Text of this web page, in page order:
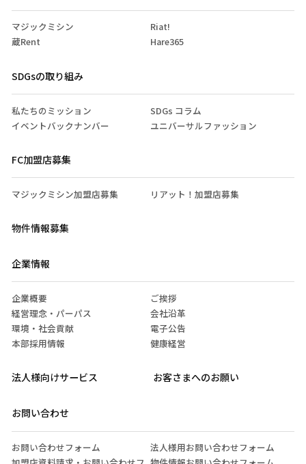
マジックミシン
Riat!
蔵Rent
Hare365
SDGsの取り組み
私たちのミッション
SDGs コラム
イベントバックナンバー
ユニバーサルファッション
FC加盟店募集
マジックミシン加盟店募集 リアット！加盟店募集
物件情報募集
企業情報
企業概要
ご挨拶
経営理念・パーパス
会社沿革
環境・社会貢献
電子公告
本部採用情報
健康経営
法人様向けサービス お客さまへのお願い
お問い合わせ
お問い合わせフォーム
法人様用お問い合わせフォーム